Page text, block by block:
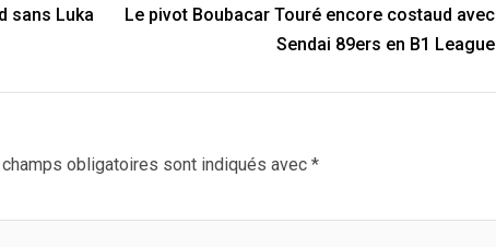
sans Luka
Le pivot Boubacar Touré encore costaud avec
Sendai 89ers en B1 League
champs obligatoires sont indiqués avec *